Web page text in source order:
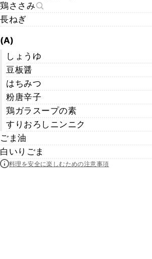
鶏ささみ
長ねぎ
(A)
しょうゆ
豆板醤
はちみつ
粉唐辛子
鶏ガラスープの素
すりおろしニンニク
ごま油
白いりごま
料理を安全に楽しむための注意事項